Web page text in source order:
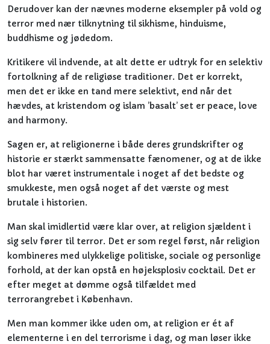
Derudover kan der nævnes moderne eksempler på vold og
terror med nær tilknytning til sikhisme, hinduisme,
buddhisme og jødedom.
Kritikere vil indvende, at alt dette er udtryk for en selektiv
fortolkning af de religiøse traditioner. Det er korrekt,
men det er ikke en tand mere selektivt, end når det
hævdes, at kristendom og islam ’basalt’ set er peace, love
and harmony.
Sagen er, at religionerne i både deres grundskrifter og
historie er stærkt sammensatte fænomener, og at de ikke
blot har været instrumentale i noget af det bedste og
smukkeste, men også noget af det værste og mest
brutale i historien.
Man skal imidlertid være klar over, at religion sjældent i
sig selv fører til terror. Det er som regel først, når religion
kombineres med ulykkelige politiske, sociale og personlige
forhold, at der kan opstå en højeksplosiv cocktail. Det er
efter meget at dømme også tilfældet med
terrorangrebet i København.
Men man kommer ikke uden om, at religion er ét af
elementerne i en del terrorisme i dag, og man løser ikke